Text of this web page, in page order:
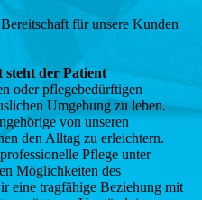
für unsere Kunden
der Patient
oder pflegebedürftigen
Umgebung zu leben.
von unseren
den Alltag zu erleichtern.
Pflege unter
Möglichkeiten des
eine tragfähige Beziehung mit